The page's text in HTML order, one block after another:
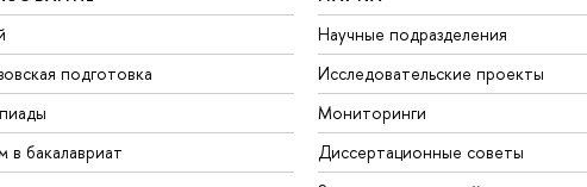
подготовка
в бакалавриат
Научные подразделения
Исследовательские проекты
Мониторинги
Диссертационные советы